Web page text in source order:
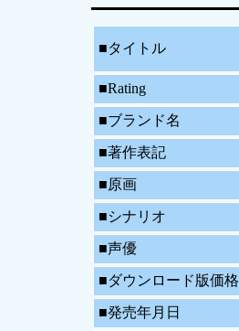
■タイトル
■Rating
■ブランド名
■著作表記
■原画
■シナリオ
■声優
■ダウンロード版価格
■発売年月日